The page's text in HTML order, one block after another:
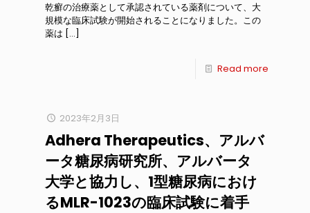
乾癬の治療薬として承認されている薬剤について、大
規模な臨床試験が開始されることになりました。この
薬は […]
Read more
2023年2月3日
Adhera Therapeutics、アルバ
ータ糖尿病研究所、アルバータ
大学と協力し、1型糖尿病におけ
るMLR-1023の臨床試験に着手